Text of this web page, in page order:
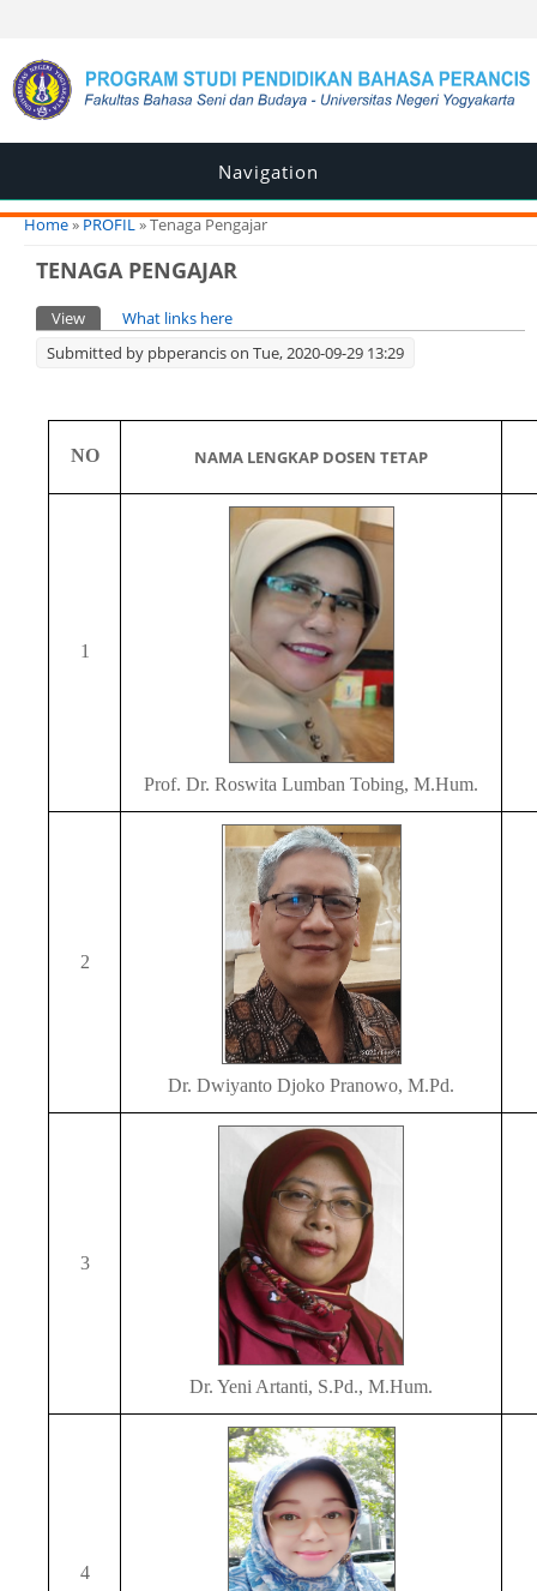
Navigation
You are here
Home»PROFIL» Tenaga Pengajar
TENAGA PENGAJAR
Primary tabs
View (active tab)
What links here
Submitted by pbperancison Tue, 2020-09-29 13:29
NO NAMA LENGKAP DOSEN TETAP
1
Prof. Dr. Roswita Lumban Tobing, M.Hum.
2
Dr. Dwiyanto Djoko Pranowo, M.Pd.
3
Dr. Yeni Artanti, S.Pd., M.Hum.
4